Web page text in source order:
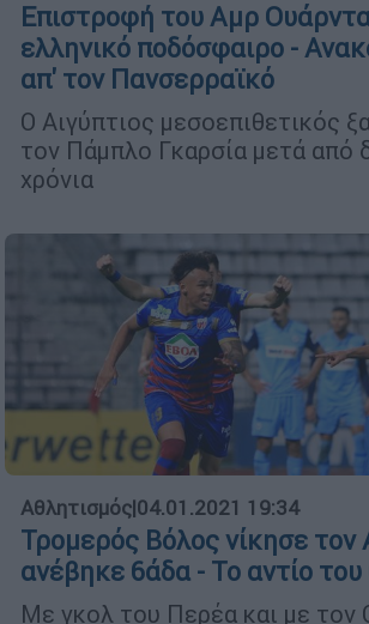
Επιστροφή του Αμρ
ελληνικό ποδόσφαιρο -
απ' τον Πανσερραϊκό
Ο Αιγύπτιος μεσοεπιθετικός
τον Πάμπλο Γκαρσία μετά από
χρόνια
Αθλητισμός|04.01.2021 19:34
Τρομερός Βόλος νίκησε τον
ανέβηκε 6άδα - Το αντίο
Με γκολ του Περέα και με τον